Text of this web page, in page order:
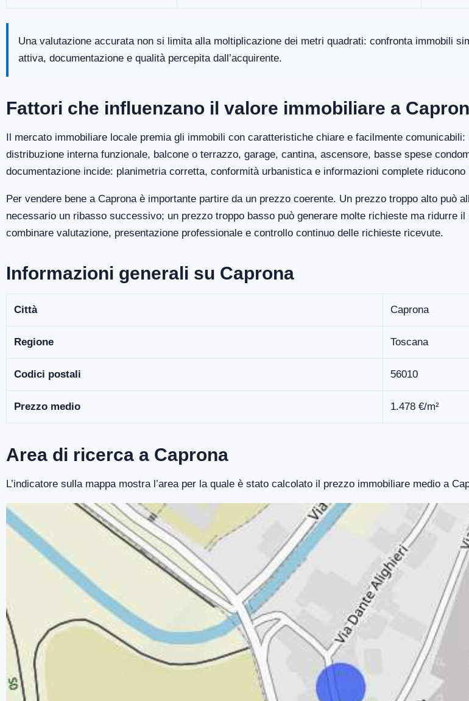
Una valutazione accurata non si limita alla moltiplicazione dei metri quadrati: confronta immobili
attiva, documentazione e qualità percepita dall’acquirente.
Fattori che influenzano il valore immobiliare a
Il mercato immobiliare locale premia gli immobili con caratteristiche chiare e facilmente
distribuzione interna funzionale, balcone o terrazzo, garage, cantina, ascensore, basse spese
documentazione incide: planimetria corretta, conformità urbanistica e informazioni complete
Per vendere bene a Caprona è importante partire da un prezzo coerente. Un prezzo troppo alto può
necessario un ribasso successivo; un prezzo troppo basso può generare molte richieste ma ridurre
combinare valutazione, presentazione professionale e controllo continuo delle richieste ricevute.
Informazioni generali su Caprona
Città Caprona
Regione Toscana
Codici postali 56010
Prezzo medio 1.478 €/m²
Area di ricerca a Caprona
L’indicatore sulla mappa mostra l’area per la quale è stato calcolato il prezzo immobiliare medio a